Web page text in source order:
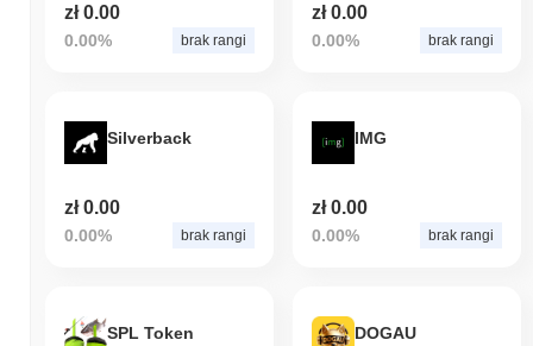
zł 0.00
0.00% brak rangi
zł 0.00
0.00% brak rangi
Silverback
zł 0.00
0.00% brak rangi
IMG
zł 0.00
0.00% brak rangi
SPL Token DOGAU